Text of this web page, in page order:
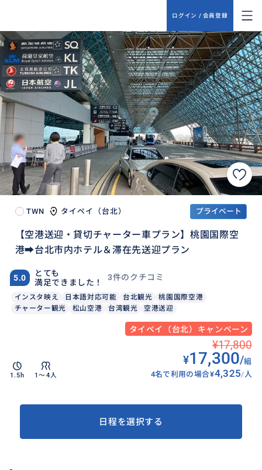
ログイン / 会員登録
TWN タイペイ（台北） プライベート
【空港送迎・貸切チャーター車プラン】桃園国際空
港➡︎台北市内ホテル＆滞在先送迎プラン
5.0
とても
満足できました！
3件のクチコミ
インスタ映え 日本語対応可能 台北観光
桃園国際空港
チャーター観光
松山空港 台湾観光 空港送迎
タイペイ（台北）キャンペーン
1.5h 1〜4人
¥17,800
¥17,300/組
4名で利用の場合¥4,325/人
日程を選択する